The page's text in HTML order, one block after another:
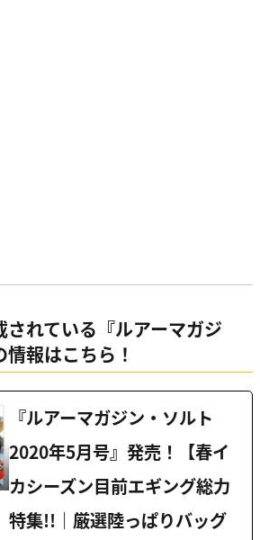
されている『ルアーマガジ
報はこちら！
『ルアーマガジン・ソルト
2020年5月号』発売！【春イ
カシーズン目前エギング総力
特集!!｜厳選陸っぱりバッグ